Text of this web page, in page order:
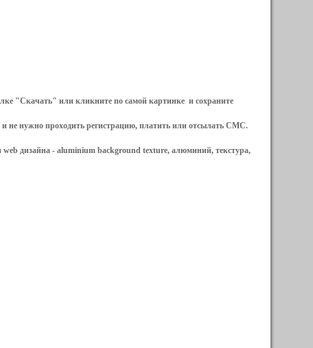
"Скачать" или кликните по самой картинке и сохраните
и не нужно проходить регистрацию, платить или отсылать СМС.
дизайна - aluminium background texture, алюминий, текстура,